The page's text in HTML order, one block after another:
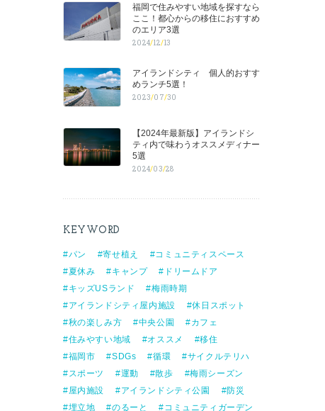
福岡で住みやすい地域を探すなら
ここ！都心からの移住におすすめ
のエリア3選
2024/12/13
アイランドシティ 個人的おすす
めランチ5選！
2023/07/30
【2024年最新版】アイランドシ
ティ内で味わうオススメディナー
5選
2024/03/28
KEYWORD
パン 寄せ植え
コミュニティスペース
夏休み
キャンプ
ドリームドア
キッズUSランド
梅雨時期
アイランドシティ屋内施設
休日スポット
秋の楽しみ方
中央公園
カフェ
住みやすい地域
オススメ
移住
福岡市
SDGs 循環
サイクルテリハ
スポーツ
運動 散歩
梅雨シーズン
屋内施設
アイランドシティ公園
防災
埋立地
のるーと
コミュニティガーデン